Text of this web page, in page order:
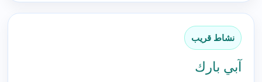
نشاط قريب
آبي بارك